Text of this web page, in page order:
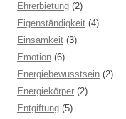
Ehrerbietung (2)
Eigenständigkeit (4)
Einsamkeit (3)
Emotion (6)
Energiebewusstsein (2)
Energiekörper (2)
Entgiftung (5)